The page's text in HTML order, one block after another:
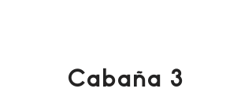
Cabaña 3